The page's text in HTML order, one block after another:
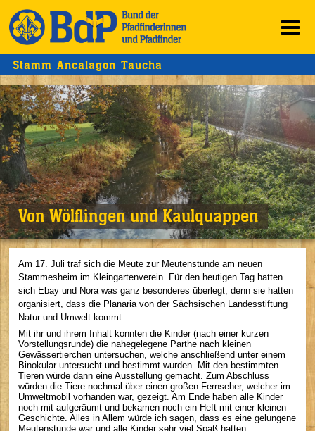
Stamm Ancalagon Taucha
Von Wölflingen und Kaulquappen
Am 17. Juli traf sich die Meute zur Meutenstunde am neuen
Stammesheim im Kleingartenverein. Für den heutigen Tag hatten
sich Ebay und Nora was ganz besonderes überlegt, denn sie hatten
organisiert, dass die Planaria von der Sächsischen Landesstiftung
Natur und Umwelt kommt.
Mit ihr und ihrem Inhalt konnten die Kinder (nach einer kurzen
Vorstellungsrunde) die nahegelegene Parthe nach kleinen
Gewässertierchen untersuchen, welche anschließend unter einem
Binokular untersucht und bestimmt wurden. Mit den bestimmten
Tieren würde dann eine Ausstellung gemacht. Zum Abschluss
würden die Tiere nochmal über einen großen Fernseher, welcher im
Umweltmobil vorhanden war, gezeigt. Am Ende haben alle Kinder
noch mit aufgeräumt und bekamen noch ein Heft mit einer kleinen
Geschichte. Alles in Allem würde ich sagen, dass es eine gelungene
Meutenstunde war und alle Kinder sehr viel Spaß hatten.